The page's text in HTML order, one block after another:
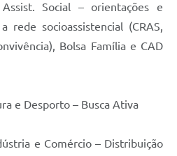
Social – orientações e
rede socioassistencial (CRAS,
Bolsa Família e CAD
e Desporto – Busca Ativa
e Comércio – Distribuição